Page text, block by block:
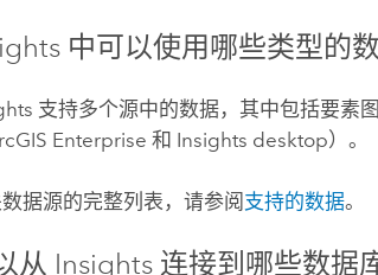
中可以使用哪些类型的数
支持多个源中的数据，其中包括要素
Enterprise 和 Insights desktop）。
据源的完整列表，请参阅 支持的数据。
从 Insights 连接到哪些数据